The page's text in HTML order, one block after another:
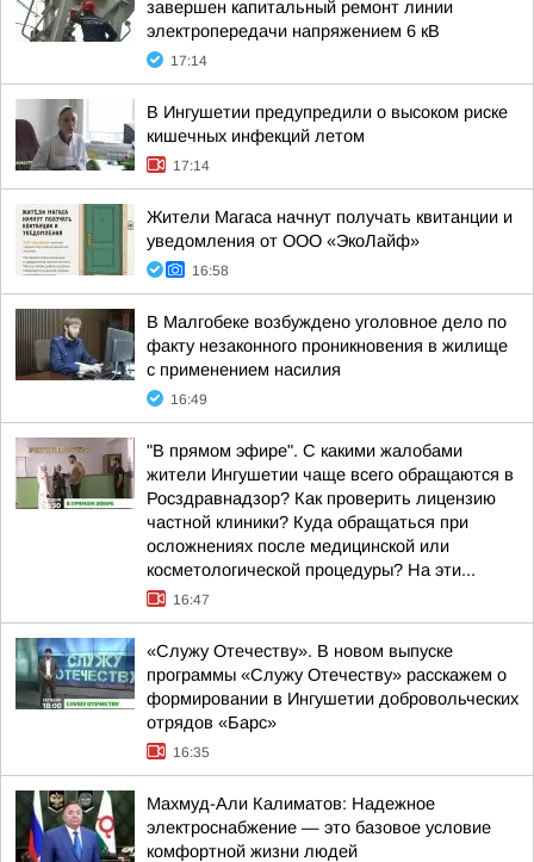
завершен капитальный ремонт линии
электропередачи напряжением 6 кВ
17:14
В Ингушетии предупредили о высоком риске
кишечных инфекций летом
17:14
Жители Магаса начнут получать квитанции и
уведомления от ООО «ЭкоЛайф»
16:58
В Малгобеке возбуждено уголовное дело по
факту незаконного проникновения в жилище
с применением насилия
16:49
"В прямом эфире". С какими жалобами
жители Ингушетии чаще всего обращаются в
Росздравнадзор? Как проверить лицензию
частной клиники? Куда обращаться при
осложнениях после медицинской или
косметологической процедуры? На эти...
16:47
«Служу Отечеству». В новом выпуске
программы «Служу Отечеству» расскажем о
формировании в Ингушетии добровольческих
отрядов «Барс»
16:35
Махмуд-Али Калиматов: Надежное
электроснабжение — это базовое условие
комфортной жизни людей